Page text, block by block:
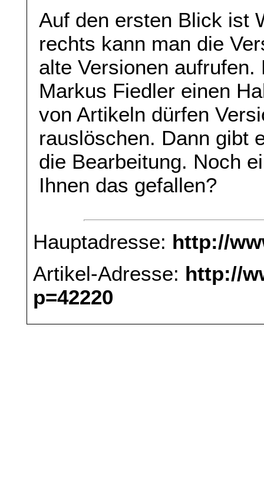
Auf den ersten Blick ist
rechts kann man die
alte Versionen
Markus Fiedler einen
von Artikeln dürfen
rauslöschen. Dann gibt
die Bearbeitung. Noch
Ihnen das gefallen?
Hauptadresse: http://
Artikel-Adresse: http://
p=42220